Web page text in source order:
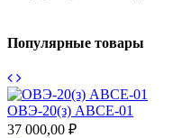
Популярные товары
ОВЭ-20(з) АВCЕ-01
37 000,00 ₽